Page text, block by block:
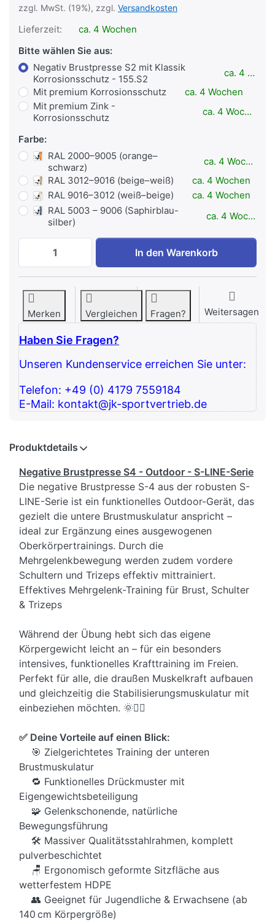
zzgl. MwSt. (19%), zzgl. Versandkosten
Lieferzeit:
ca. 4 Wochen
Bitte wählen Sie aus:
Negativ Brustpresse S2 mit Klassik
Korrosionsschutz - 155.S2
ca. 4 Wochen
Mit premium Korrosionsschutz
ca. 4 Wochen
Mit premium Zink -
Korrosionsschutz
ca. 4 Wochen
Farbe:
RAL 2000–9005 (orange–
schwarz)
ca. 4 Wochen
RAL 3012–9016 (beige–weiß)
ca. 4 Wochen
RAL 9016–3012 (weiß–beige)
ca. 4 Wochen
RAL 5003 – 9006 (Saphirblau-
silber)
ca. 4 Wochen
Negative Brustpresse S4 - S-Line -
In den Warenkorb
Merken Vergleichen Fragen? Weitersagen
Haben Sie Fragen?
Unseren Kundenservice erreichen Sie unter:
Telefon: +49 (0) 4179 7559184
E-Mail: kontakt@jk-sportvertrieb.de
Produktdetails
Negative Brustpresse S4 - Outdoor - S-LINE-Serie
Die negative Brustpresse S-4 aus der robusten S-
LINE-Serie ist ein funktionelles Outdoor-Gerät, das
gezielt die untere Brustmuskulatur anspricht –
ideal zur Ergänzung eines ausgewogenen
Oberkörpertrainings. Durch die
Mehrgelenkbewegung werden zudem vordere
Schultern und Trizeps effektiv mittrainiert.
Effektives Mehrgelenk-Training für Brust, Schulter
& Trizeps
Während der Übung hebt sich das eigene
Körpergewicht leicht an – für ein besonders
intensives, funktionelles Krafttraining im Freien.
Perfekt für alle, die draußen Muskelkraft aufbauen
und gleichzeitig die Stabilisierungsmuskulatur mit
einbeziehen möchten. 🌞🏋️‍♀️
✅ Deine Vorteile auf einen Blick:
🎯 Zielgerichtetes Training der unteren
Brustmuskulatur
🔁 Funktionelles Drückmuster mit
Eigengewichtsbeteiligung
🧩 Gelenkschonende, natürliche
Bewegungsführung
🛠️ Massiver Qualitätsstahlrahmen, komplett
pulverbeschichtet
🪑 Ergonomisch geformte Sitzfläche aus
wetterfestem HDPE
👥 Geeignet für Jugendliche & Erwachsene (ab
140 cm Körpergröße)